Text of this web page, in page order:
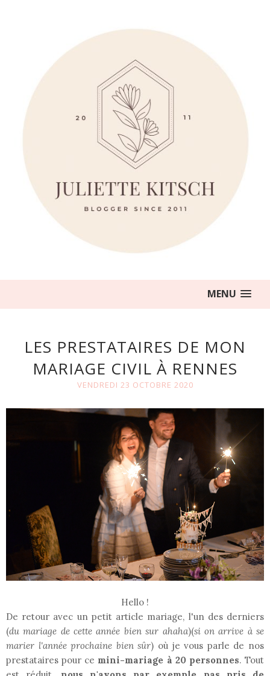
MENU
LES PRESTATAIRES DE MON
MARIAGE CIVIL À RENNES
VENDREDI 23 OCTOBRE 2020
Hello !
De retour avec un petit article mariage, l'un des derniers
(du mariage de cette année bien sur ahaha)(si on arrive à se
marier l'année prochaine bien sûr) où je vous parle de nos
prestataires pour ce mini-mariage à 20 personnes. Tout